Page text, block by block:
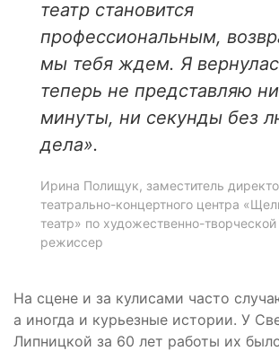
театр становится
профессиональным,
мы тебя ждем. Я
теперь не представляю
минуты, ни секунды без
дела».
Ирина Полищук, заместитель
театрально-концертного центра
театр» по художественно-творческой
режиссер
На сцене и за кулисами часто
а иногда и курьезные истории. У
Липницкой за 60 лет работы их